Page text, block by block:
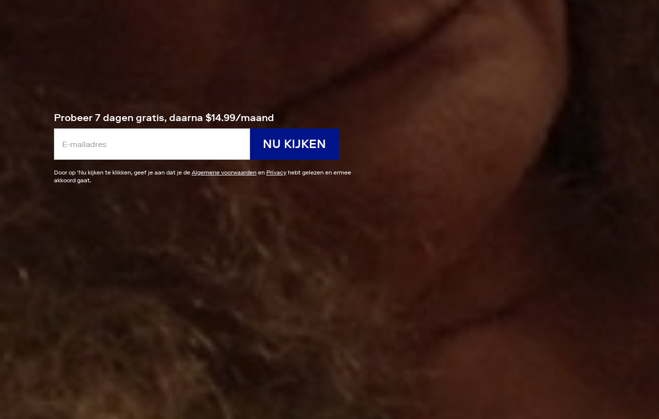
Probeer 7 dagen gratis, daarna $14.99/maand
NU KIJKEN
Door op 'Nu kijken te klikken, geef je aan dat je de Algemene voorwaarden en Privacy hebt gelezen en ermee
akkoord gaat.